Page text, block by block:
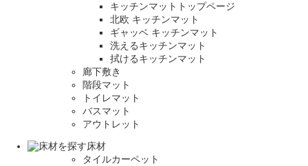
キッチンマットトップページ
北欧 キッチンマット
ギャッベ キッチンマット
洗えるキッチンマット
拭けるキッチンマット
廊下敷き
階段マット
トイレマット
バスマット
アウトレット
床材
タイルカーペット